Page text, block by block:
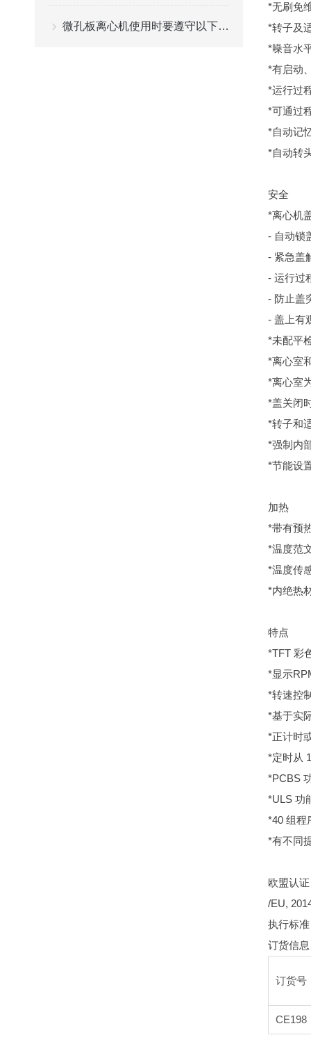
微孔板离心机使用时要遵守以下要求
*无刷免
*转子及
*噪音水
*有启动
*运行过
*可通过
*自动记
*自动转
安全
*离心机
- 自动锁
- 紧急盖
- 运行过
- 防止盖
- 盖上有
*未配平
*离心室
*离心室
*盖关闭
*转子和
*强制内
*节能设
加热
*带有预
*温度范
*温度传
*内绝热
特点
*TFT 彩
*显示
*转速控
*基于实
*正计时
*定时从
*PCBS
*ULS 功
*40 组程
*有不同
欧盟认
/EU,
执行标
订货信息
订货号
CE198